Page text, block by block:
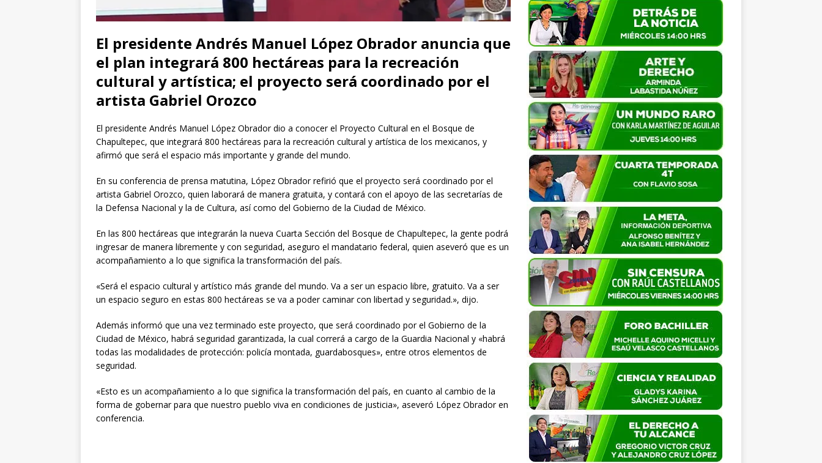
El presidente Andrés Manuel López Obrador anuncia que
el plan integrará 800 hectáreas para la recreación
cultural y artística; el proyecto será coordinado por el
artista Gabriel Orozco
El presidente Andrés Manuel López Obrador dio a conocer el Proyecto Cultural en el Bosque de
Chapultepec, que integrará 800 hectáreas para la recreación cultural y artística de los mexicanos, y
afirmó que será el espacio más importante y grande del mundo.
En su conferencia de prensa matutina, López Obrador refirió que el proyecto será coordinado por el
artista Gabriel Orozco, quien laborará de manera gratuita, y contará con el apoyo de las secretarías de
la Defensa Nacional y la de Cultura, así como del Gobierno de la Ciudad de México.
En las 800 hectáreas que integrarán la nueva Cuarta Sección del Bosque de Chapultepec, la gente podrá
ingresar de manera libremente y con seguridad, aseguro el mandatario federal, quien aseveró que es un
acompañamiento a lo que significa la transformación del país.
«Será el espacio cultural y artístico más grande del mundo. Va a ser un espacio libre, gratuito. Va a ser
un espacio seguro en estas 800 hectáreas se va a poder caminar con libertad y seguridad.», dijo.
Además informó que una vez terminado este proyecto, que será coordinado por el Gobierno de la
Ciudad de México, habrá seguridad garantizada, la cual correrá a cargo de la Guardia Nacional y «habrá
todas las modalidades de protección: policía montada, guardabosques», entre otros elementos de
seguridad.
«Esto es un acompañamiento a lo que significa la transformación del país, en cuanto al cambio de la
forma de gobernar para que nuestro pueblo viva en condiciones de justicia», aseveró López Obrador en
conferencia.